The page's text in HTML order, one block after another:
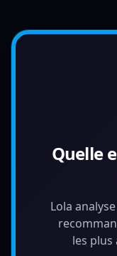
Quelle
Lola
les plus